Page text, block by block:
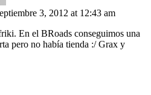
3, 2012 at 12:43 am
En el BRoads conseguimos una
pero no había tienda :/ Grax y